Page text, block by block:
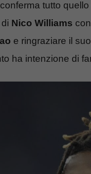
tutto
Nico Williams
e ringraziare il
ha intenzione di